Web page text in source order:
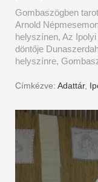
Gombaszögben
Arnold
helyszínen, Az
döntője
helyszínre,
Címkézve: Adattár,